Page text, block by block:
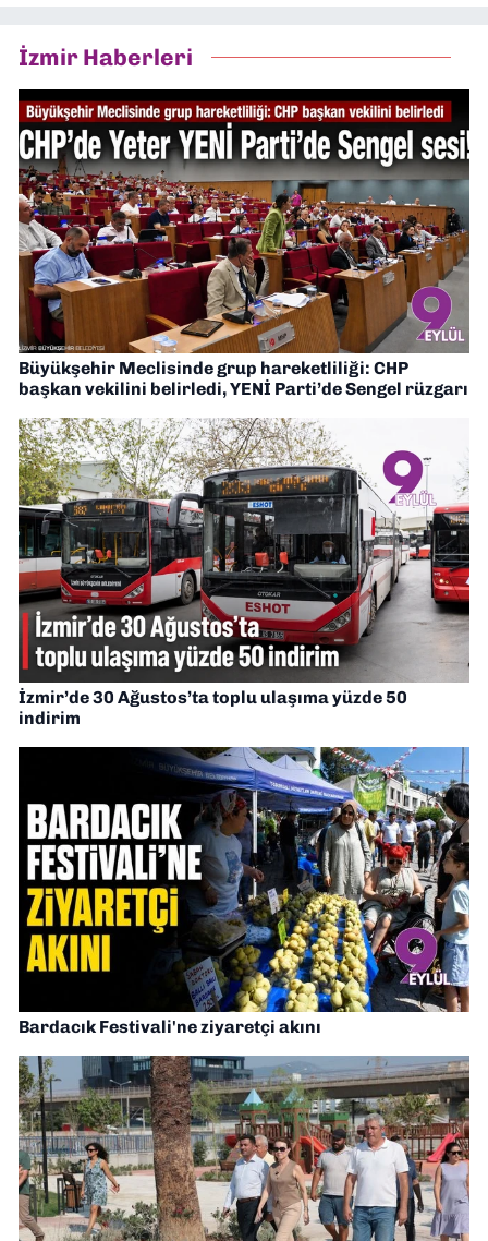
İzmir Haberleri
Büyükşehir Meclisinde grup hareketliliği: CHP
başkan vekilini belirledi, YENİ Parti’de Sengel rüzgarı
İzmir’de 30 Ağustos’ta toplu ulaşıma yüzde 50
indirim
Bardacık Festivali'ne ziyaretçi akını